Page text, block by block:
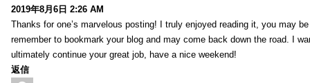
2019年8月6日 2:26 AM
Thanks for one’s marvelous posting! I truly enjoyed reading it, you may
remember to bookmark your blog and may come back down the road. I
ultimately continue your great job, have a nice weekend!
返信